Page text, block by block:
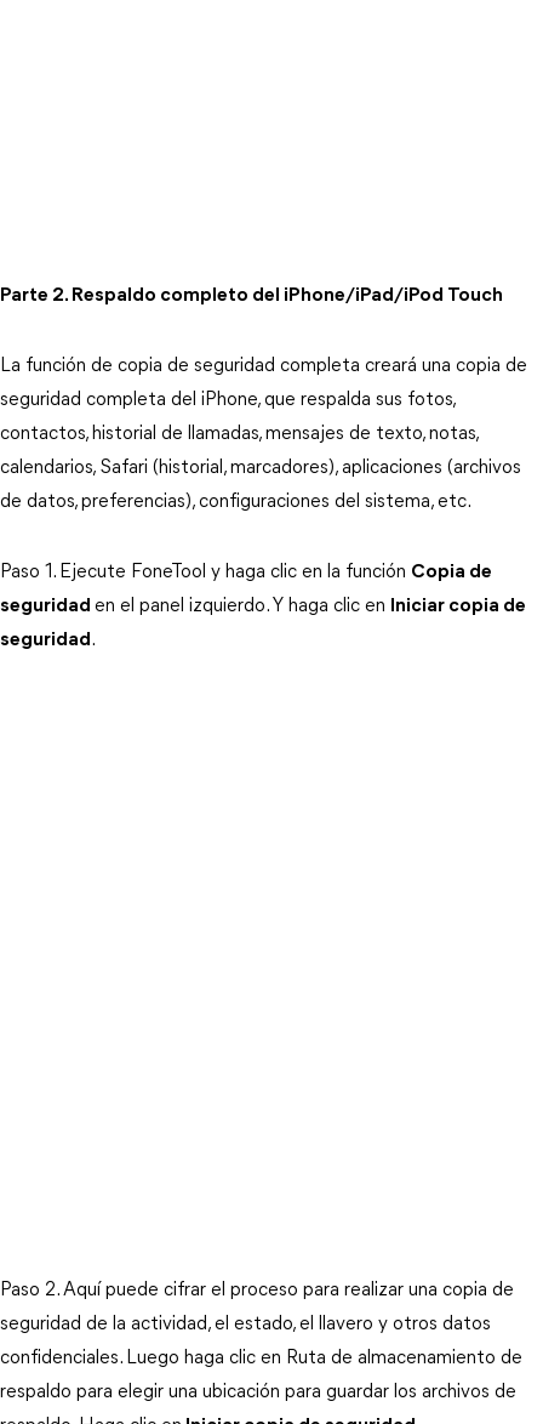
Parte 2. Respaldo completo del iPhone/iPad/iPod Touch
La función de copia de seguridad completa creará una copia de
seguridad completa del iPhone, que respalda sus fotos,
contactos, historial de llamadas, mensajes de texto, notas,
calendarios, Safari (historial, marcadores), aplicaciones (archivos
de datos, preferencias), configuraciones del sistema, etc.
Paso 1. Ejecute FoneTool y haga clic en la función Copia de
seguridad en el panel izquierdo. Y haga clic en Iniciar copia de
seguridad.
Paso 2. Aquí puede cifrar el proceso para realizar una copia de
seguridad de la actividad, el estado, el llavero y otros datos
confidenciales. Luego haga clic en Ruta de almacenamiento de
respaldo para elegir una ubicación para guardar los archivos de